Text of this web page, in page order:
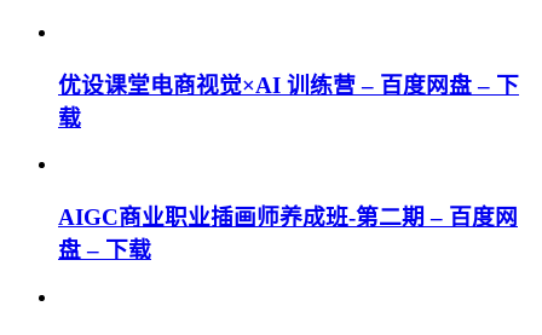
优设课堂电商视觉×AI 训练营 – 百度网盘 – 下
载
AIGC商业职业插画师养成班-第二期 – 百度网
盘 – 下载